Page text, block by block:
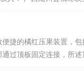
/公告日：…
捷的橘红压果装置，包
过顶板固定连接，所述
述驱动电机的转轴贯穿